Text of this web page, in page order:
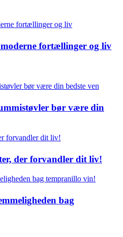
fortællinger og liv
bør være din
der forvandler dit liv!
bag